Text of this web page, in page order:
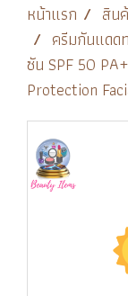
หน้าแรก สิน
ครีมกันแดด
ซัน SPF 50
Protection